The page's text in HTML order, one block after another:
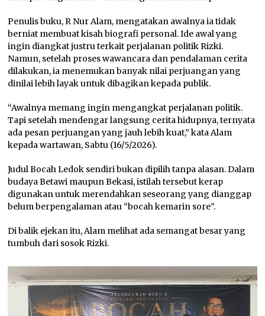
Penulis buku, R Nur Alam, mengatakan awalnya ia tidak
berniat membuat kisah biografi personal. Ide awal yang
ingin diangkat justru terkait perjalanan politik Rizki.
Namun, setelah proses wawancara dan pendalaman cerita
dilakukan, ia menemukan banyak nilai perjuangan yang
dinilai lebih layak untuk dibagikan kepada publik.
“Awalnya memang ingin mengangkat perjalanan politik.
Tapi setelah mendengar langsung cerita hidupnya, ternyata
ada pesan perjuangan yang jauh lebih kuat,” kata Alam
kepada wartawan, Sabtu (16/5/2026).
Judul Bocah Ledok sendiri bukan dipilih tanpa alasan. Dalam
budaya Betawi maupun Bekasi, istilah tersebut kerap
digunakan untuk merendahkan seseorang yang dianggap
belum berpengalaman atau “bocah kemarin sore”.
Di balik ejekan itu, Alam melihat ada semangat besar yang
tumbuh dari sosok Rizki.